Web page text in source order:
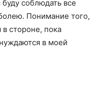
соблюдать все
Понимание того,
в стороне, пока
в моей